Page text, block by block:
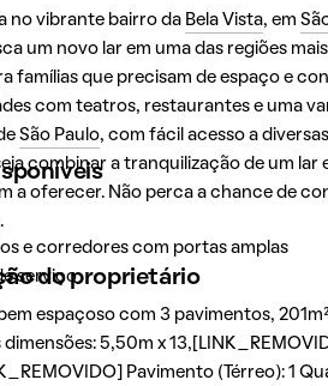
no vibrante bairro da Bela Vista, em
um novo lar em uma das regiões
famílias que precisam de espaço e
com teatros, restaurantes e uma
São Paulo, com fácil acesso a
combinar a tranquilização de um
a oferecer. Não perca a chance de
.
do proprietário
espaçoso com 3 pavimentos,
5,50m x
Pavimento (Térreo): 1
e corredores com portas amplas
serviço